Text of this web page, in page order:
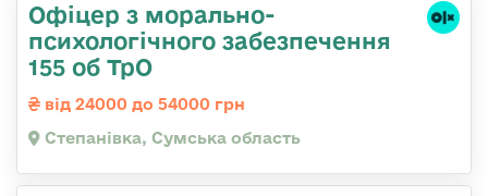
Офіцер з морально-
психологічного забезпечення
155 об ТрО
від 24000 до 54000 грн
Степанівка, Сумська область